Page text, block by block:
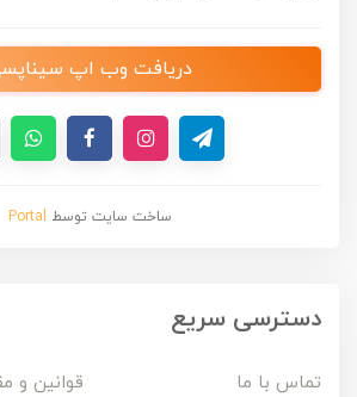
دریافت وب اپ
ساخت سایت توسط Portal
دسترسی سریع
تماس با ما
قوانین و